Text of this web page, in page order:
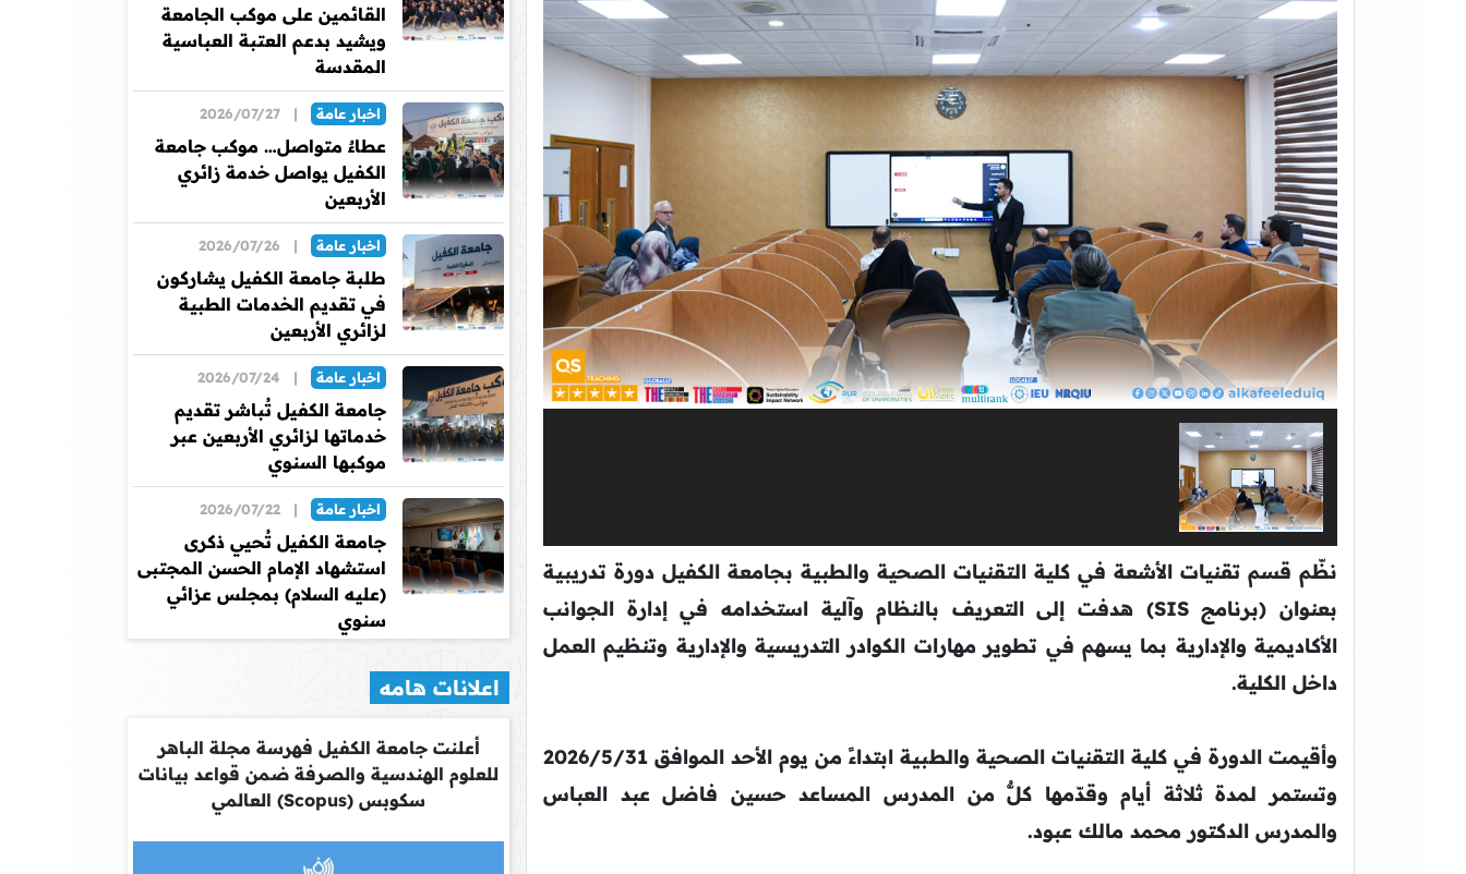
نظّم قسم تقنيات الأشعة في كلية التقنيات الصحية والطبية بجامعة الكفيل دورة تدريبية
بعنوان (برنامج SIS) هدفت إلى التعريف بالنظام وآلية استخدامه في إدارة الجوانب
الأكاديمية والإدارية بما يسهم في تطوير مهارات الكوادر التدريسية والإدارية وتنظيم العمل
داخل الكلية.
وأقيمت الدورة في كلية التقنيات الصحية والطبية ابتداءً من يوم الأحد الموافق 2026/5/31
وتستمر لمدة ثلاثة أيام وقدّمها كلٌّ من المدرس المساعد حسين فاضل عبد العباس
والمدرس الدكتور محمد مالك عبود.
القائمين على موكب الجامعة
ويشيد بدعم العتبة العباسية
المقدسة
اخبار عامة |
2026/07/27
عطاءٌ متواصل… موكب جامعة
الكفيل يواصل خدمة زائري
الأربعين
اخبار عامة |
2026/07/26
طلبة جامعة الكفيل يشاركون
في تقديم الخدمات الطبية
لزائري الأربعين
اخبار عامة |
2026/07/24
جامعة الكفيل تُباشر تقديم
خدماتها لزائري الأربعين عبر
موكبها السنوي
اخبار عامة |
2026/07/22
جامعة الكفيل تُحيي ذكرى
استشهاد الإمام الحسن المجتبى
(عليه السلام) بمجلس عزائي
سنوي
اعلانات هامه
أعلنت جامعة الكفيل فهرسة مجلة الباهر
للعلوم الهندسية والصرفة ضمن قواعد بيانات
سكوبس (Scopus) العالمي